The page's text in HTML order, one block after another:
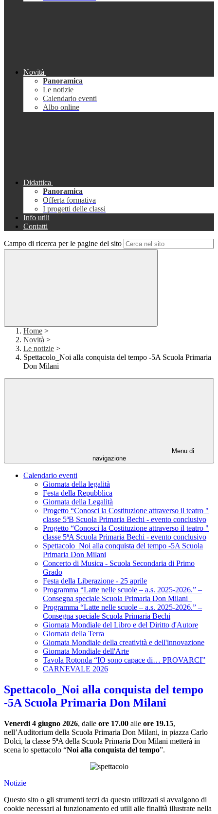
Novità
Panoramica
Le notizie
Calendario eventi
Albo online
Didattica
Panoramica
Offerta formativa
I progetti delle classi
Info utili
Contatti
Campo di ricerca per le pagine del sito
Home >
Novità >
Le notizie >
Spettacolo_Noi alla conquista del tempo -5A Scuola Primaria
Don Milani
Menu di
navigazione
Calendario eventi
Giornata della legalità
Festa della Repubblica
Giornata della Legalità
Progetto “Conosci la Costituzione attraverso il teatro "
classe 5ªB Scuola Primaria Bechi - evento conclusivo
Progetto “Conosci la Costituzione attraverso il teatro "
classe 5ªA Scuola Primaria Bechi - evento conclusivo
Spettacolo_Noi alla conquista del tempo -5A Scuola
Primaria Don Milani
Concerto di Musica - Scuola Secondaria di Primo
Grado
Festa della Liberazione - 25 aprile
Programma “Latte nelle scuole – a.s. 2025-2026.” –
Consegna speciale Scuola Primaria Don Milani
Programma “Latte nelle scuole – a.s. 2025-2026.” –
Consegna speciale Scuola Primaria Bechi
Giornata Mondiale del Libro e del Diritto d'Autore
Giornata della Terra
Giornata Mondiale della creatività e dell'innovazione
Giornata Mondiale dell'Arte
Tavola Rotonda “IO sono capace di… PROVARCI”
CARNEVALE 2026
Spettacolo_Noi alla conquista del tempo
-5A Scuola Primaria Don Milani
Venerdì 4 giugno 2026, dalle ore 17.00 alle ore 19.15,
nell’Auditorium della Scuola Primaria Don Milani, in piazza Carlo
Dolci, la classe 5ªA della Scuola Primaria Don Milani metterà in
scena lo spettacolo “Noi alla conquista del tempo”.
Notizie
Questo sito o gli strumenti terzi da questo utilizzati si avvalgono di
cookie necessari al funzionamento ed utili alle finalità illustrate nella